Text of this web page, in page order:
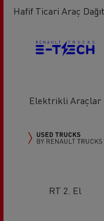
Hafif Ticari Araç
Elektrikli Araçlar
RT 2. El